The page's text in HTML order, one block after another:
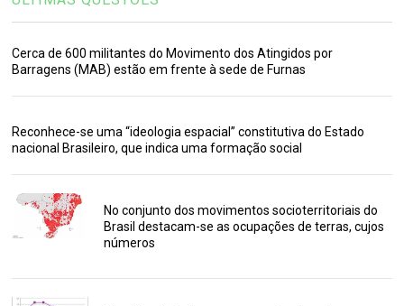
Cerca de 600 militantes do Movimento dos Atingidos por
Barragens (MAB) estão em frente à sede de Furnas
Reconhece-se uma “ideologia espacial” constitutiva do Estado
nacional Brasileiro, que indica uma formação social
No conjunto dos movimentos socioterritoriais do
Brasil destacam-se as ocupações de terras, cujos
números